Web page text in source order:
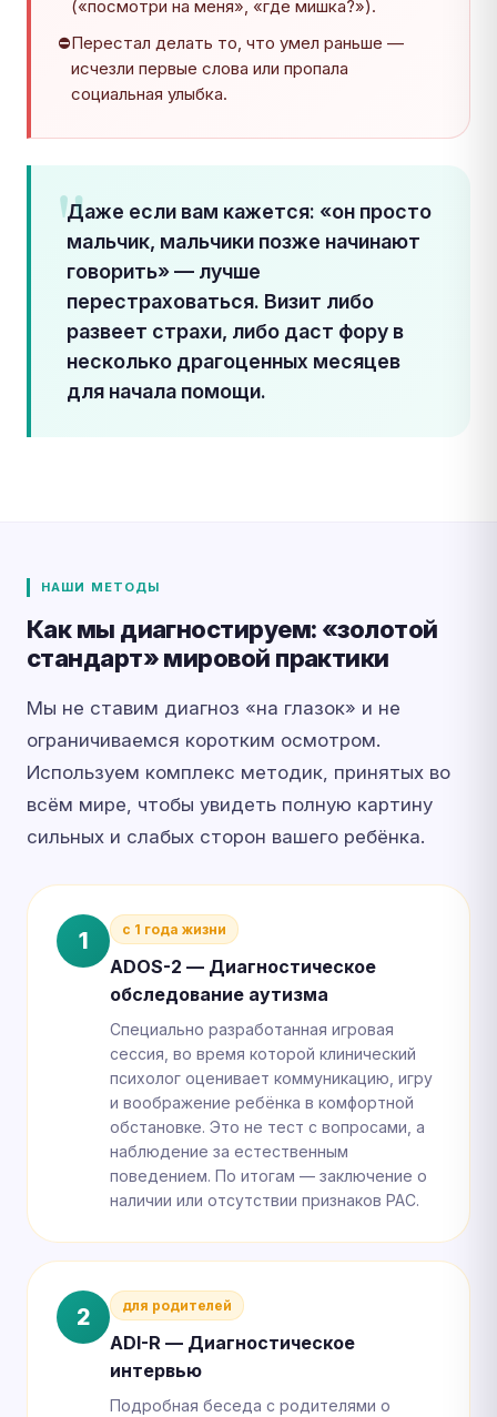
(«посмотри на меня», «где мишка?»).
Перестал делать то, что умел раньше —
исчезли первые слова или пропала
социальная улыбка.
Даже если вам кажется: «он просто
мальчик, мальчики позже начинают
говорить» — лучше
перестраховаться. Визит либо
развеет страхи, либо даст фору в
несколько драгоценных месяцев
для начала помощи.
НАШИ МЕТОДЫ
Как мы диагностируем: «золотой
стандарт» мировой практики
Мы не ставим диагноз «на глазок» и не
ограничиваемся коротким осмотром.
Используем комплекс методик, принятых во
всём мире, чтобы увидеть полную картину
сильных и слабых сторон вашего ребёнка.
1 с 1 года жизни
ADOS-2 — Диагностическое
обследование аутизма
Специально разработанная игровая
сессия, во время которой клинический
психолог оценивает коммуникацию, игру
и воображение ребёнка в комфортной
обстановке. Это не тест с вопросами, а
наблюдение за естественным
поведением. По итогам — заключение о
наличии или отсутствии признаков РАС.
2 для родителей
ADI-R — Диагностическое
интервью
Подробная беседа с родителями о